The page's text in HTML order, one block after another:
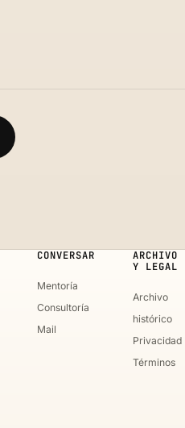
CONVERSAR
Mentoría
Consultoría
Mail
ARCHIVO
Y LEGAL
Archivo
histórico
Privacidad
Términos